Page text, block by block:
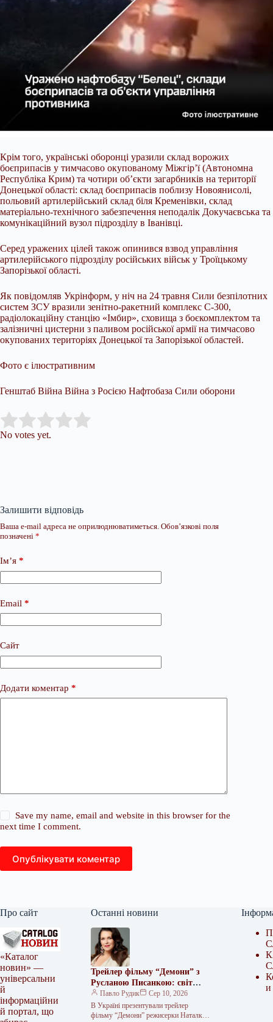
Крім того, українські оборонці уразили склад ворожих
боєприпасів у тимчасово окупованому Міжгір’ї (Автономна
Республіка Крим) та чотири об’єкти загарбників на території
Донецької області: склад боєприпасів поблизу Новоянисолі,
польовий артилерійський склад біля Кременівки, склад
матеріально-технічного забезпечення неподалік Докучаєвська та
комунікаційний вузол підрозділу в Іванівці.
Серед уражених цілей також опинився взвод управління
артилерійського підрозділу російських військ у Троїцькому
Запорізької області.
Як повідомляв Укрінформ, у ніч на 24 травня Сили безпілотних
систем ЗСУ вразили зенітно-ракетний комплекс С-300,
радіолокаційну станцію «Імбир», сховища з боєкомплектом та
залізничні цистерни з паливом російської армії на тимчасово
окупованих територіях Донецької та Запорізької областей.
Фото є ілюстративним
Генштаб Війна Війна з Росією Нафтобаза Сили оборони
Rate this item:
No votes yet.
Залишити відповідь
Ваша e-mail адреса не оприлюднюватиметься. Обов’язкові поля
позначені *
Ім’я *
Email *
Сайт
Додати коментар *
Save my name, email and website in this browser for the
next time I comment.
Опублікувати коментар
Про сайт
«Каталог
новин» —
універсальни
й
інформаційни
й портал, що
Останні новини
Трейлер фільму “Демони” з
Русланою Писанкою: світ
побачив перші кадри стрічки
Наталки Ворожбит
Павло Рудик
Сер 10, 2026
В Україні презентували трейлер
фільму “Демони” режисерки Наталки
и